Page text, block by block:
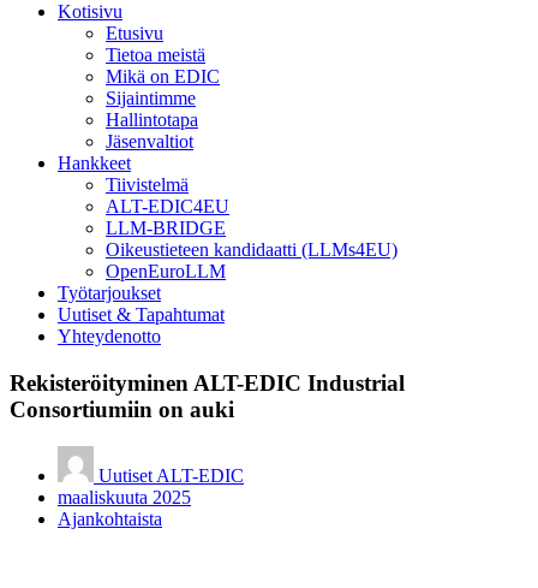
Kotisivu
Etusivu
Tietoa meistä
Mikä on EDIC
Sijaintimme
Hallintotapa
Jäsenvaltiot
Hankkeet
Tiivistelmä
ALT-EDIC4EU
LLM-BRIDGE
Oikeustieteen kandidaatti (LLMs4EU)
OpenEuroLLM
Työtarjoukset
Uutiset & Tapahtumat
Yhteydenotto
Rekisteröityminen ALT-EDIC Industrial
Consortiumiin on auki
Uutiset ALT-EDIC
maaliskuuta 2025
Ajankohtaista